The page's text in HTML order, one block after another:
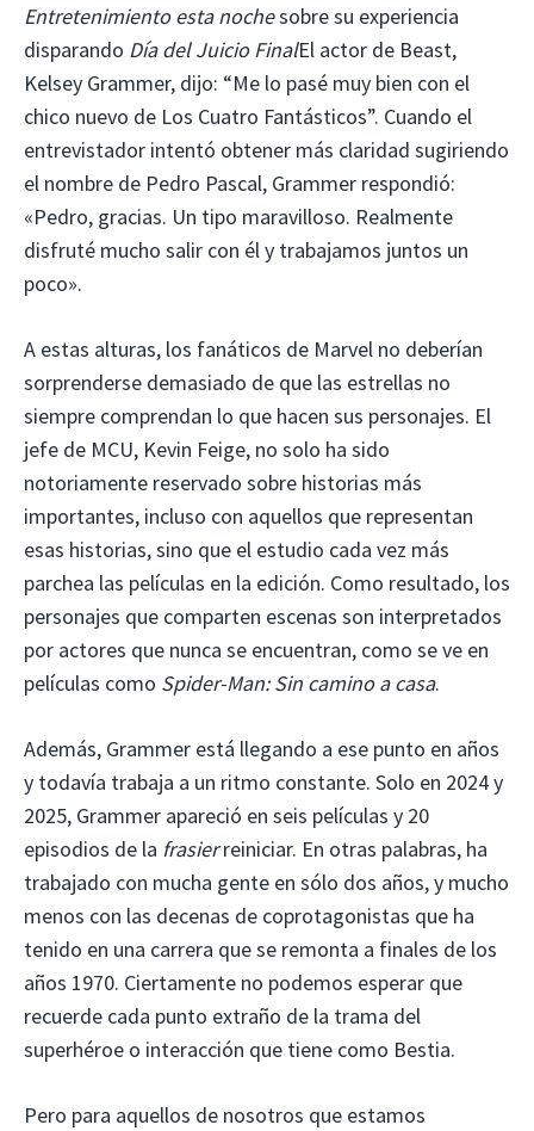
Entretenimiento esta nochesobre su experiencia
disparando Día del Juicio FinalEl actor de Beast,
Kelsey Grammer, dijo: “Me lo pasé muy bien con el
chico nuevo de Los Cuatro Fantásticos”. Cuando el
entrevistador intentó obtener más claridad sugiriendo
el nombre de Pedro Pascal, Grammer respondió:
«Pedro, gracias. Un tipo maravilloso. Realmente
disfruté mucho salir con él y trabajamos juntos un
poco».
A estas alturas, los fanáticos de Marvel no deberían
sorprenderse demasiado de que las estrellas no
siempre comprendan lo que hacen sus personajes. El
jefe de MCU, Kevin Feige, no solo ha sido
notoriamente reservado sobre historias más
importantes, incluso con aquellos que representan
esas historias, sino que el estudio cada vez más
parchea las películas en la edición. Como resultado, los
personajes que comparten escenas son interpretados
por actores que nunca se encuentran, como se ve en
películas como Spider-Man: Sin camino a casa.
Además, Grammer está llegando a ese punto en años
y todavía trabaja a un ritmo constante. Solo en 2024 y
2025, Grammer apareció en seis películas y 20
episodios de la frasierreiniciar. En otras palabras, ha
trabajado con mucha gente en sólo dos años, y mucho
menos con las decenas de coprotagonistas que ha
tenido en una carrera que se remonta a finales de los
años 1970. Ciertamente no podemos esperar que
recuerde cada punto extraño de la trama del
superhéroe o interacción que tiene como Bestia.
Pero para aquellos de nosotros que estamos